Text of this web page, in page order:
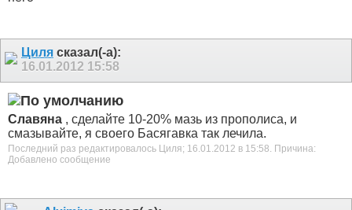
Циля сказал(-а):
16.01.2012 15:58
Славяна , сделайте 10-20% мазь из прополиса, и
смазывайте, я своего Басягавка так лечила.
Последний раз редактировалось Циля; 16.01.2012 в 15:58. Причина:
Добавлено сообщение